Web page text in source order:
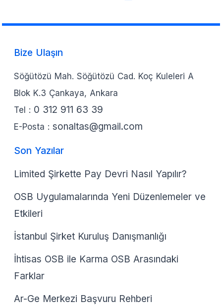
Bize Ulaşın
Söğütözü Mah. Söğütözü Cad. Koç Kuleleri A
Blok K.3 Çankaya, Ankara
Tel : 0 312 911 63 39
E-Posta : sonaltas@gmail.com
Son Yazılar
Limited Şirkette Pay Devri Nasıl Yapılır?
OSB Uygulamalarında Yeni Düzenlemeler ve
Etkileri
İstanbul Şirket Kuruluş Danışmanlığı
İhtisas OSB ile Karma OSB Arasındaki
Farklar
Ar-Ge Merkezi Başvuru Rehberi